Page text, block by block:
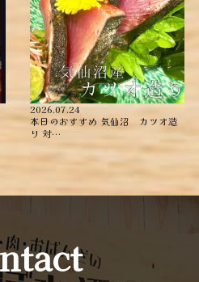
2026.07.24
本日のおすすめ ︎気仙沼 カツオ造
り ︎対…